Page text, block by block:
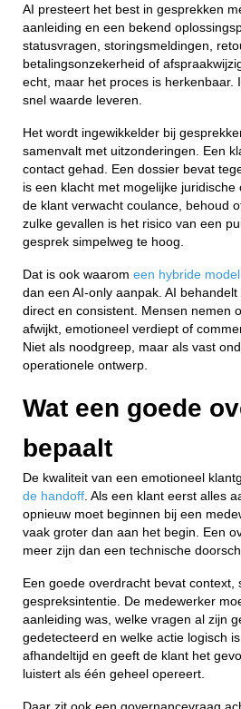
AI presteert het best in gesprekken
aanleiding en een bekend
statusvragen, storingsmeldingen,
betalingsonzekerheid of
echt, maar het proces is herkenbaar.
snel waarde leveren.
Het wordt ingewikkelder bij
samenvalt met uitzonderingen. Een
contact gehad. Een dossier bevat
is een klacht met mogelijke
de klant verwacht coulance, behoud
zulke gevallen is het risico van een
gesprek simpelweg te hoog.
Dat is ook waarom een hybride model
dan een AI-only aanpak. AI
direct en consistent. Mensen nemen
afwijkt, emotioneel verdiept of
Niet als noodgreep, maar als vast
operationele ontwerp.
Wat een goede
bepaalt
De kwaliteit van een emotioneel
de handoff . Als een klant eerst alles
opnieuw moet beginnen bij een
vaak groter dan aan het begin. Een
meer zijn dan een technische
Een goede overdracht bevat context,
gespreksintentie. De medewerker
aanleiding was, welke vragen al zijn
gedetecteerd en welke actie logisch
afhandeltijd en geeft de klant het
luistert als één geheel opereert.
Daar zit ook een governancevraag